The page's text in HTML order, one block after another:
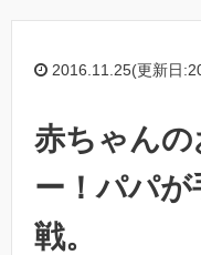
2016.11.25(更新日
赤ちゃん
ー！パパ
戦。